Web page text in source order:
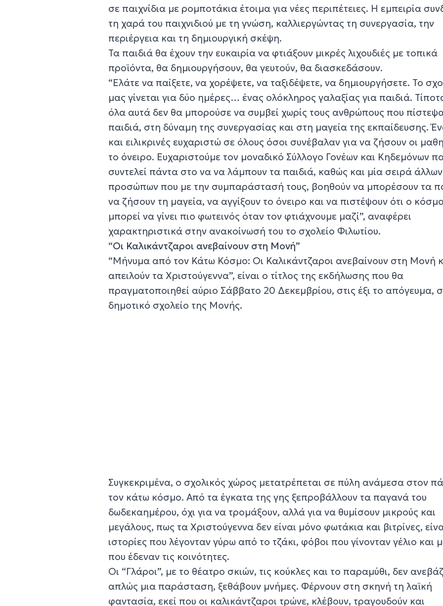
σε παιχνίδια με ρομποτάκια έτοιμα για νέες περιπέτειες. Η εμπειρία
τη χαρά του παιχνιδιού με τη γνώση, καλλιεργώντας τη συνεργασία, την
περιέργεια και τη δημιουργική σκέψη.
Τα παιδιά θα έχουν την ευκαιρία να φτιάξουν μικρές λιχουδιές με τοπικά
προϊόντα, θα δημιουργήσουν, θα γευτούν, θα διασκεδάσουν.
“Ελάτε να παίξετε, να χορέψετε, να ταξιδέψετε, να δημιουργήσετε. Το
μας γίνεται για δύο ημέρες… ένας ολόκληρος γαλαξίας για παιδιά.
όλα αυτά δεν θα μπορούσε να συμβεί χωρίς τους ανθρώπους που
παιδιά, στη δύναμη της συνεργασίας και στη μαγεία της εκπαίδευσης.
και ειλικρινές ευχαριστώ σε όλους όσοι συνέβαλαν για να ζήσουν οι
το όνειρο. Ευχαριστούμε τον μοναδικό Σύλλογο Γονέων και Κηδεμόνων
συντελεί πάντα στο να να λάμπουν τα παιδιά, καθώς και μία σειρά άλλων
προσώπων που με την συμπαράστασή τους, βοηθούν να μπορέσουν τα
να ζήσουν τη μαγεία, να αγγίξουν το όνειρο και να πιστέψουν ότι ο
μπορεί να γίνει πιο φωτεινός όταν τον φτιάχνουμε μαζί”, αναφέρει
χαρακτηριστικά στην ανακοίνωσή του το σχολείο Φιλωτίου.
“Οι Καλικάντζαροι ανεβαίνουν στη Μονή”
“Μήνυμα από τον Κάτω Κόσμο: Οι Καλικάντζαροι ανεβαίνουν στη Μονή
απειλούν τα Χριστούγεννα”, είναι ο τίτλος της εκδήλωσης που θα
πραγματοποιηθεί αύριο Σάββατο 20 Δεκεμβρίου, στις έξι το απόγευμα,
δημοτικό σχολείο της Μονής.
Συγκεκριμένα, ο σχολικός χώρος μετατρέπεται σε πύλη ανάμεσα στον
τον κάτω κόσμο. Από τα έγκατα της γης ξεπροβάλλουν τα παγανά του
δωδεκαημέρου, όχι για να τρομάξουν, αλλά για να θυμίσουν μικρούς και
μεγάλους, πως τα Χριστούγεννα δεν είναι μόνο φωτάκια και βιτρίνες,
ιστορίες που λέγονταν γύρω από το τζάκι, φόβοι που γίνονταν γέλιο και
που έδεναν τις κοινότητες.
Οι “Γλάροι”, με το θέατρο σκιών, τις κούκλες και το παραμύθι, δεν
απλώς μια παράσταση, ξεθάβουν μνήμες. Φέρνουν στη σκηνή τη λαϊκή
φαντασία, εκεί που οι καλικάντζαροι τρώνε, κλέβουν, τραγουδούν και